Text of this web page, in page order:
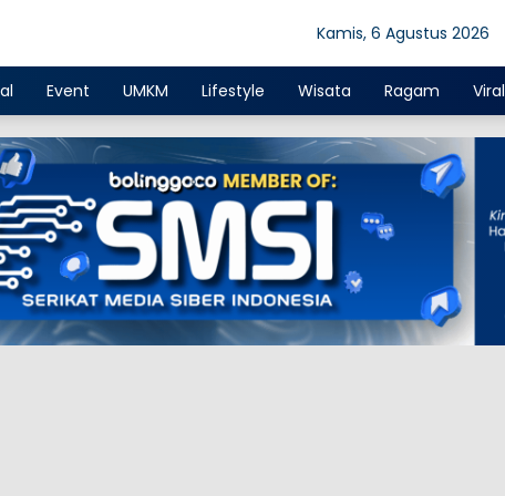
Kamis, 6 Agustus 2026
Event UMKM Lifestyle Wisata Ragam Viral